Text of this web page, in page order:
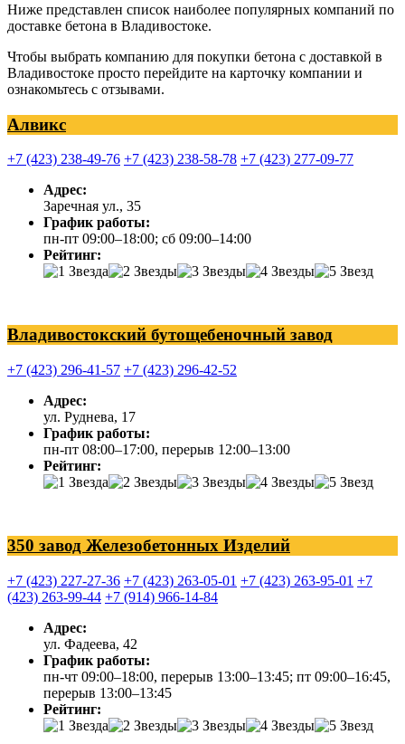
Ниже представлен список наиболее популярных компаний по
доставке бетона в Владивостоке.
Чтобы выбрать компанию для покупки бетона с доставкой в
Владивостоке просто перейдите на карточку компании и
ознакомьтесь с отзывами.
Алвикс
+7 (423) 238-49-76 +7 (423) 238-58-78 +7 (423) 277-09-77
Адрес:
Заречная ул., 35
График работы:
пн-пт 09:00–18:00; сб 09:00–14:00
Рейтинг:
Владивостокский бутощебеночный завод
+7 (423) 296-41-57 +7 (423) 296-42-52
Адрес:
ул. Руднева, 17
График работы:
пн-пт 08:00–17:00, перерыв 12:00–13:00
Рейтинг:
350 завод Железобетонных Изделий
+7 (423) 227-27-36 +7 (423) 263-05-01 +7 (423) 263-95-01 +7
(423) 263-99-44 +7 (914) 966-14-84
Адрес:
ул. Фадеева, 42
График работы:
пн-чт 09:00–18:00, перерыв 13:00–13:45; пт 09:00–16:45,
перерыв 13:00–13:45
Рейтинг: